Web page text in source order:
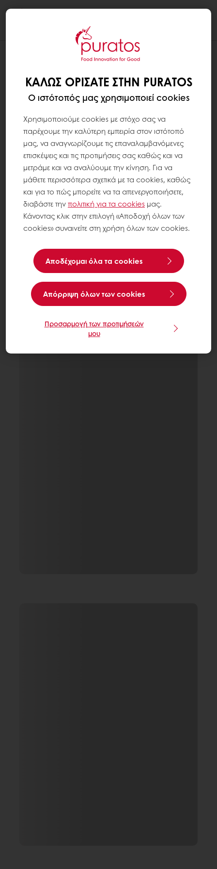
ΚΑΛΏΣ ΟΡΊΣΑΤΕ ΣΤΗΝ PURATOS
Ο ιστότοπός μας χρησιμοποιεί cookies
Χρησιμοποιούμε cookies με στόχο σας να
παρέχουμε την καλύτερη εμπειρία στον ιστότοπό
μας, να αναγνωρίζουμε τις επαναλαμβανόμενες
επισκέψεις και τις προτιμήσεις σας καθώς και να
μετράμε και να αναλύουμε την κίνηση. Για να
μάθετε περισσότερα σχετικά με τα cookies, καθώς
και για το πώς μπορείτε να τα απενεργοποιήσετε,
διαβάστε τηνπολιτική για τα cookies μας.
Κάνοντας κλικ στην επιλογή «Αποδοχή όλων των
cookies» συναινείτε στη χρήση όλων των cookies.
Αποδέχομαι όλα τα cookies
Aπόρριψη όλων των cookies
Προσαρμογή των προτιμήσεών
μου